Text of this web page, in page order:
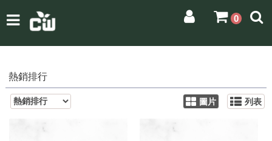
0
熱銷排行
圖片 列表